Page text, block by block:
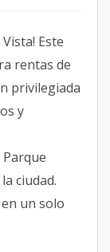
Este
rentas de
privilegiada
y
ciudad.
un solo